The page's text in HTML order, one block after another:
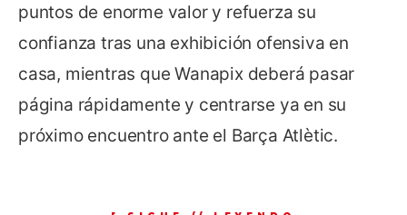
puntos de enorme valor y refuerza su
confianza tras una exhibición ofensiva en
casa, mientras que Wanapix deberá pasar
página rápidamente y centrarse ya en su
próximo encuentro ante el Barça Atlètic.